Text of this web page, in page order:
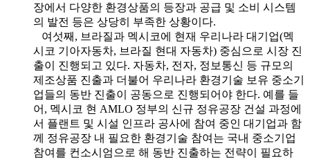
장에서 다양한 환경상품의 등장과 공급 및 소비 시스템
의 발전 등은 상당히 부족한 상황이다.
여섯째, 브라질과 멕시코에 현재 우리나라 대기업(멕
시코 기아자동차, 브라질 현대 자동차) 중심으로 시장 진
출이 진행되고 있다. 자동차, 전자, 정보통신 등 규모의
제조상품 진출과 더불어 우리나라 환경기술 보유 중소기
업들의 동반 진출이 공동으로 진행되어야 한다. 예를 들
어, 멕시코 현 AMLO 정부의 신규 정유공장 건설 과정에
서 플랜트 및 시설 인프라 공사에 참여 중인 대기업과 함
께 정유공장 내 필요한 환경기술 참여는 국내 중소기업
참여를 컨소시엄으로 해 동반 진출하는 전략이 필요하